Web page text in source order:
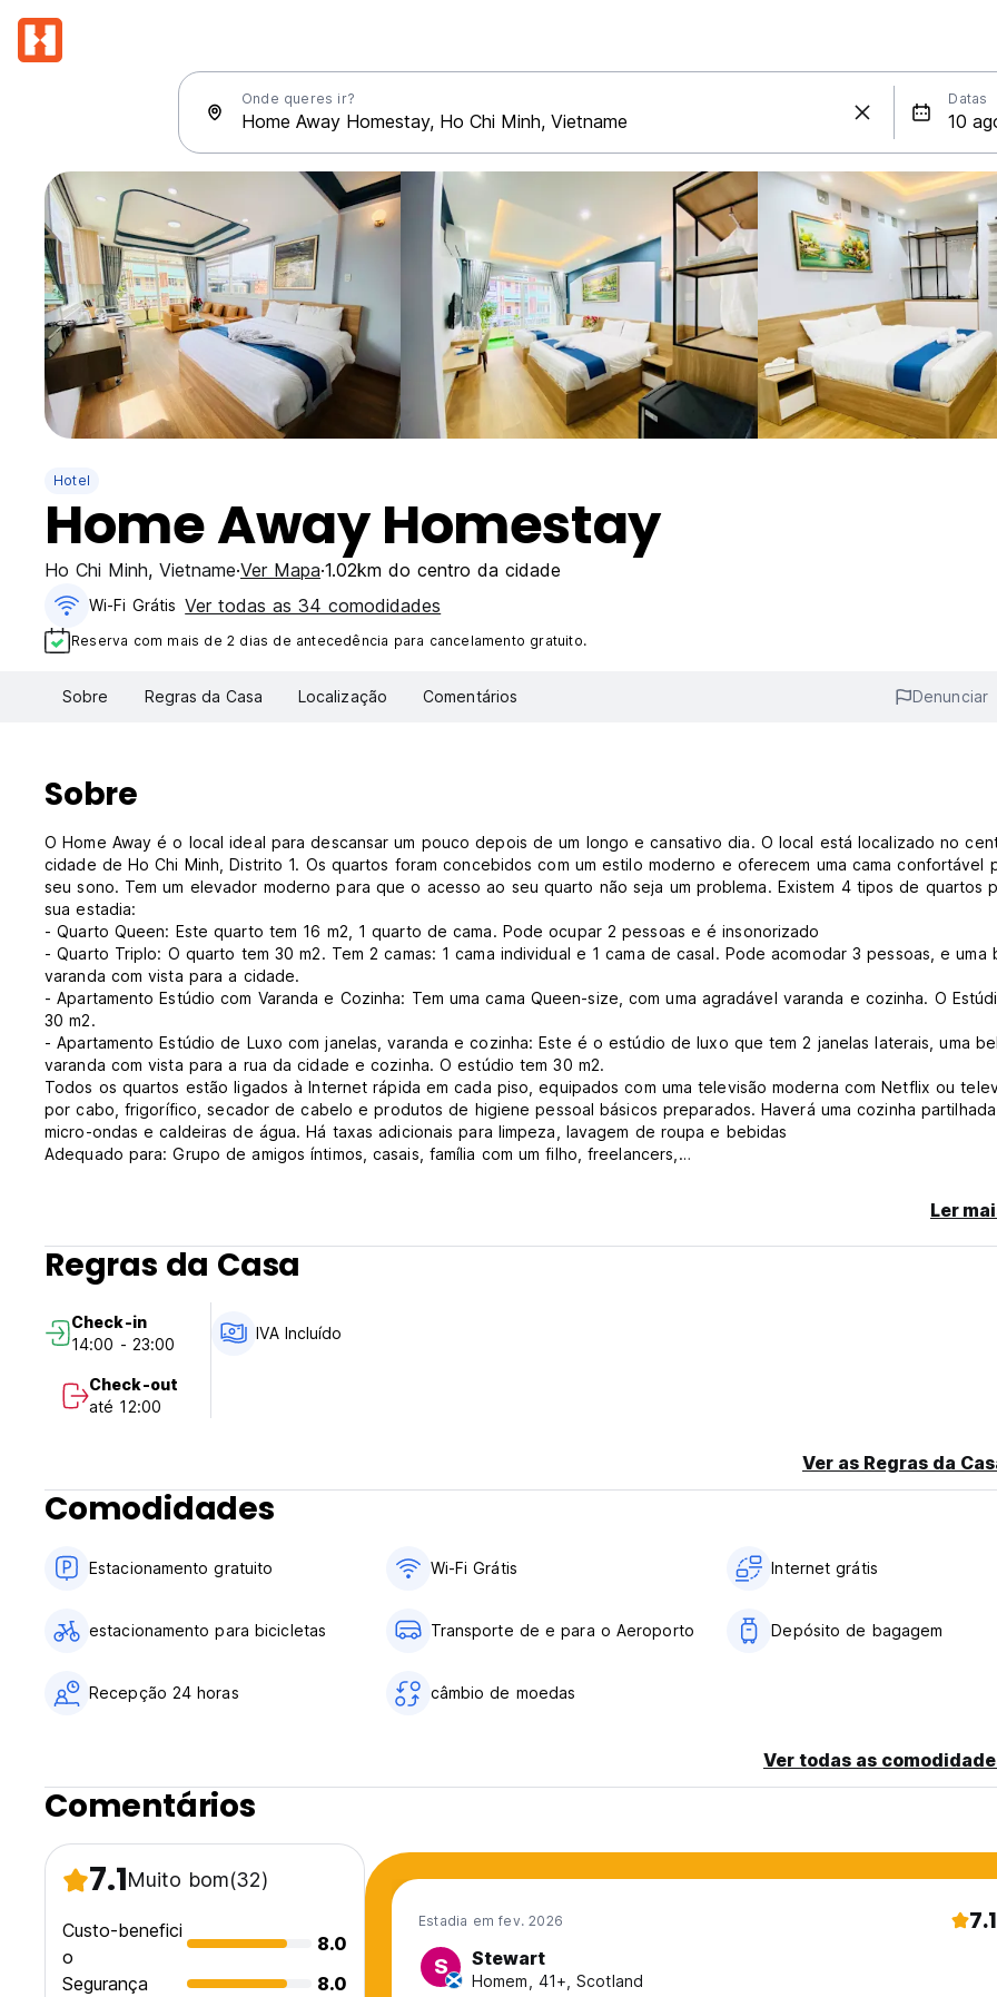
Onde queres ir? Datas
Hotel
Home Away Homestay
Ho Chi Minh, Vietname Ver Mapa 1.02km do centro da cidade
Wi-Fi Grátis Ver todas as 34 comodidades
Reserva com mais de 2 dias de antecedência para cancelamento gratuito.
Sobre Regras da Casa Localização Comentários Denunciar
Sobre
O Home Away é o local ideal para descansar um pouco depois de um longo e cansativo dia. O local está localizado no
cidade de Ho Chi Minh, Distrito 1. Os quartos foram concebidos com um estilo moderno e oferecem uma cama confortável
seu sono. Tem um elevador moderno para que o acesso ao seu quarto não seja um problema. Existem 4 tipos de quartos
sua estadia:
- Quarto Queen: Este quarto tem 16 m2, 1 quarto de cama. Pode ocupar 2 pessoas e é insonorizado
- Quarto Triplo: O quarto tem 30 m2. Tem 2 camas: 1 cama individual e 1 cama de casal. Pode acomodar 3 pessoas, e uma
varanda com vista para a cidade.
- Apartamento Estúdio com Varanda e Cozinha: Tem uma cama Queen-size, com uma agradável varanda e cozinha. O
30 m2.
- Apartamento Estúdio de Luxo com janelas, varanda e cozinha: Este é o estúdio de luxo que tem 2 janelas laterais, uma
varanda com vista para a rua da cidade e cozinha. O estúdio tem 30 m2.
Todos os quartos estão ligados à Internet rápida em cada piso, equipados com uma televisão moderna com Netflix ou
por cabo, frigorífico, secador de cabelo e produtos de higiene pessoal básicos preparados. Haverá uma cozinha
micro-ondas e caldeiras de água. Há taxas adicionais para limpeza, lavagem de roupa e bebidas
Adequado para: Grupo de amigos íntimos, casais, família com um filho, freelancers,
Check out até às 12:00 .
Receção 24 horas.
Pagamento à chegada em dinheiro.
Pequeno-almoço não incluído.
Não há toque de recolher.
Adequado para crianças.
Não fumadores, exceto nas áreas designadas.
Não há barulho depois das 22:00. (Auto-translated from original language)
Ler
Regras da Casa
Check-in
14:00 - 23:00
Check-out
até 12:00
IVA Incluído
Ver as Regras da
Comodidades
Estacionamento gratuito Wi-Fi Grátis Internet grátis
estacionamento para bicicletas Transporte de e para o Aeroporto Depósito de bagagem
Recepção 24 horas câmbio de moedas
Ver todas as
Comentários
7.1Muito bom(32)
Custo-benefici
o
8.0
Segurança
8.0
Estadia em fev. 2026 7.1
S Stewart
Homem, 41+, Scotland